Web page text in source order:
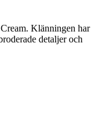
Klänningen har
detaljer och